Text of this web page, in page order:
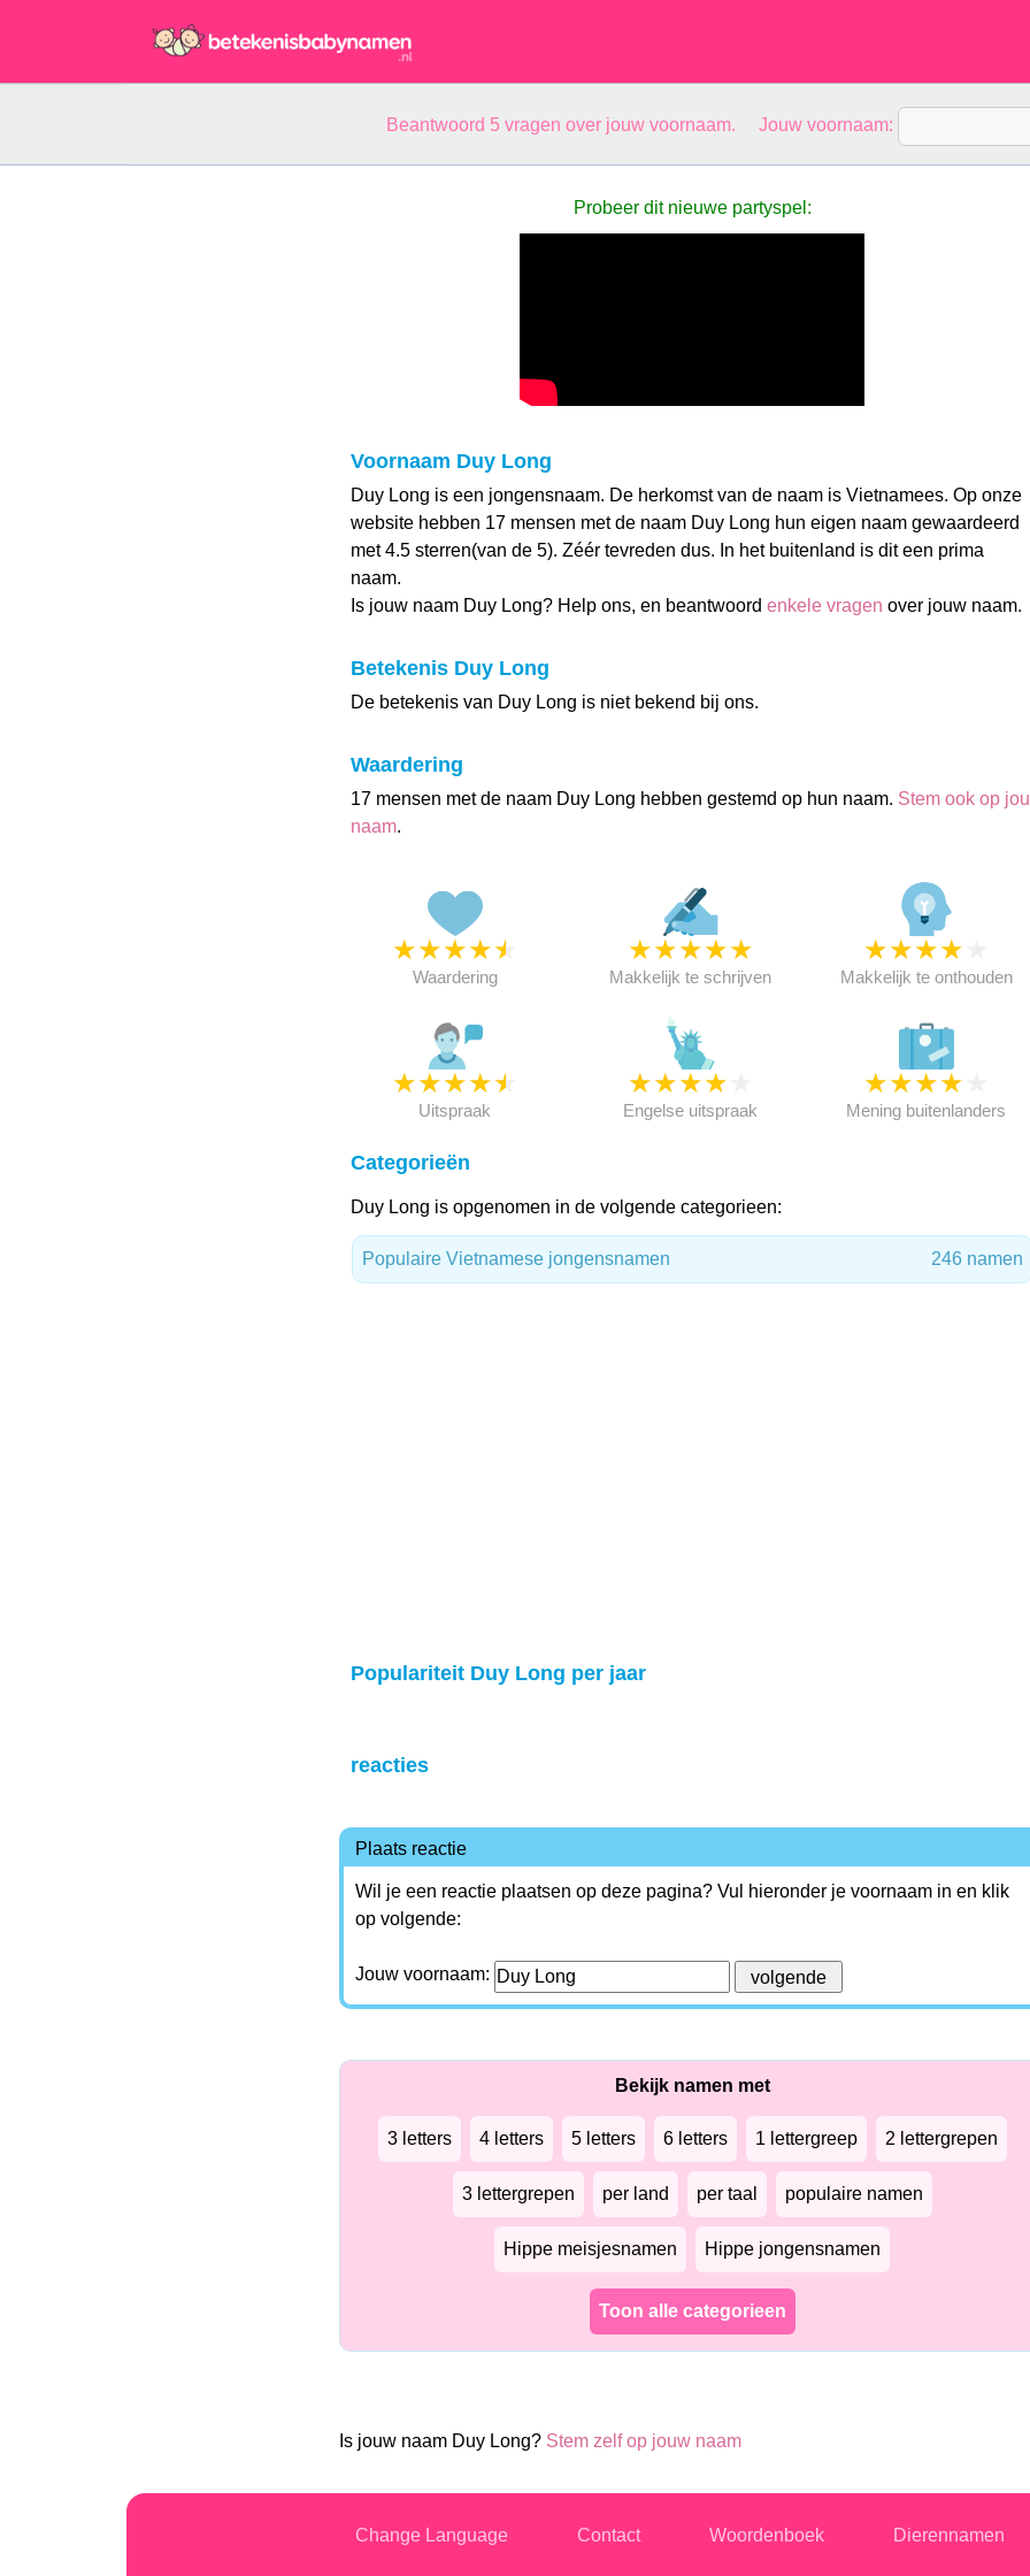
Beantwoord 5 vragen over jouw voornaam. Jouw voornaam:
Probeer dit nieuwe partyspel:
Voornaam Duy Long
Duy Long is een jongensnaam. De herkomst van de naam is Vietnamees. Op onze
website hebben 17 mensen met de naam Duy Long hun eigen naam gewaardeerd
met 4.5 sterren(van de 5). Zéér tevreden dus. In het buitenland is dit een prima
naam.
Is jouw naam Duy Long? Help ons, en beantwoord enkele vragen over jouw naam.
Betekenis Duy Long
De betekenis van Duy Long is niet bekend bij ons.
Waardering
17 mensen met de naam Duy Long hebben gestemd op hun naam. Stem ook op
naam.
★★★★★
Waardering
★★★★★
Makkelijk te schrijven
★★★★
Makkelijk te onthouden
★★★★★
Uitspraak
★★★★
Engelse uitspraak
★★★★
Mening buitenlanders
Categorieën
Duy Long is opgenomen in de volgende categorieen:
Populaire Vietnamese jongensnamen 246 namen
Populariteit Duy Long per jaar
reacties
Plaats reactie
Wil je een reactie plaatsen op deze pagina? Vul hieronder je voornaam in en klik
op volgende:
Jouw voornaam:
Bekijk namen met
3 letters 4 letters 5 letters 6 letters 1 lettergreep 2 lettergrepen
3 lettergrepen per land per taal populaire namen
Hippe meisjesnamen Hippe jongensnamen
Toon alle categorieen
Is jouw naam Duy Long? Stem zelf op jouw naam
Change Language Contact Woordenboek Dierennamen